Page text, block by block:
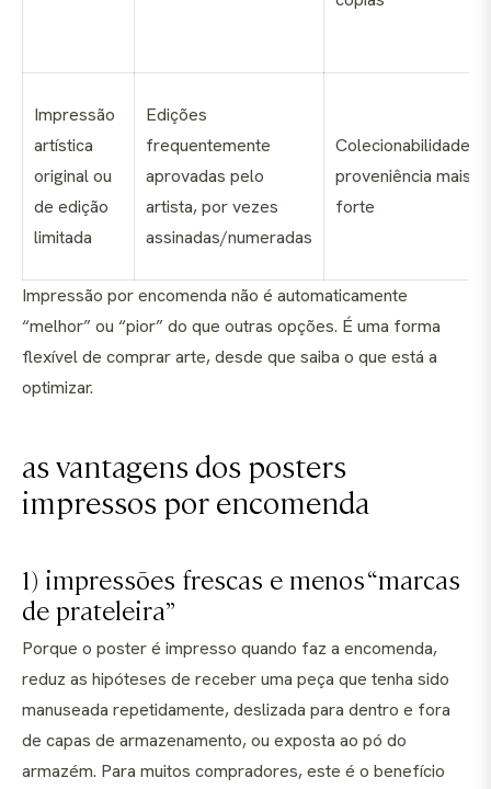
Impressão
artística
original ou
de edição
limitada
Edições
frequentemente
aprovadas pelo
artista, por vezes
assinadas/numeradas
Colecionabilidade,
proveniência mais
forte
Impressão por encomenda não é automaticamente
“melhor” ou “pior” do que outras opções. É uma forma
flexível de comprar arte, desde que saiba o que está a
optimizar.
as vantagens dos posters
impressos por encomenda
1) impressões frescas e menos “marcas
de prateleira”
Porque o poster é impresso quando faz a encomenda,
reduz as hipóteses de receber uma peça que tenha sido
manuseada repetidamente, deslizada para dentro e fora
de capas de armazenamento, ou exposta ao pó do
armazém. Para muitos compradores, este é o benefício